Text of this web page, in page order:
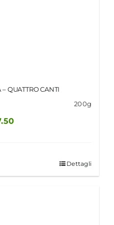
QUATTRO CANTI
200g
Dettagli